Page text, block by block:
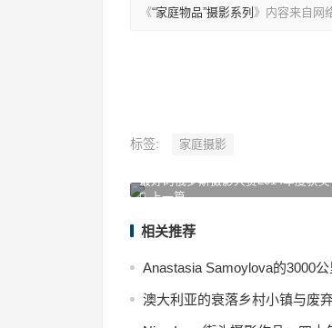
《“家庭物品”摄影系列 》内容来自网
标签: 家庭摄影
上一篇
最好的俄罗斯摄影大赛2014年度获
相关推荐
Anastasia Samoylova的3000
澳大利亚的衰落乡村小镇与废